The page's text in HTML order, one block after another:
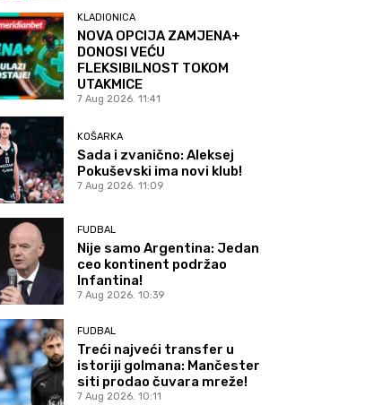
KLADIONICA
NOVA OPCIJA ZAMJENA+
DONOSI VEĆU
FLEKSIBILNOST TOKOM
UTAKMICE
7 Aug 2026. 11:41
KOŠARKA
Sada i zvanično: Aleksej
Pokuševski ima novi klub!
7 Aug 2026. 11:09
FUDBAL
Nije samo Argentina: Jedan
ceo kontinent podržao
Infantina!
7 Aug 2026. 10:39
FUDBAL
Treći najveći transfer u
istoriji golmana: Mančester
siti prodao čuvara mreže!
7 Aug 2026. 10:11